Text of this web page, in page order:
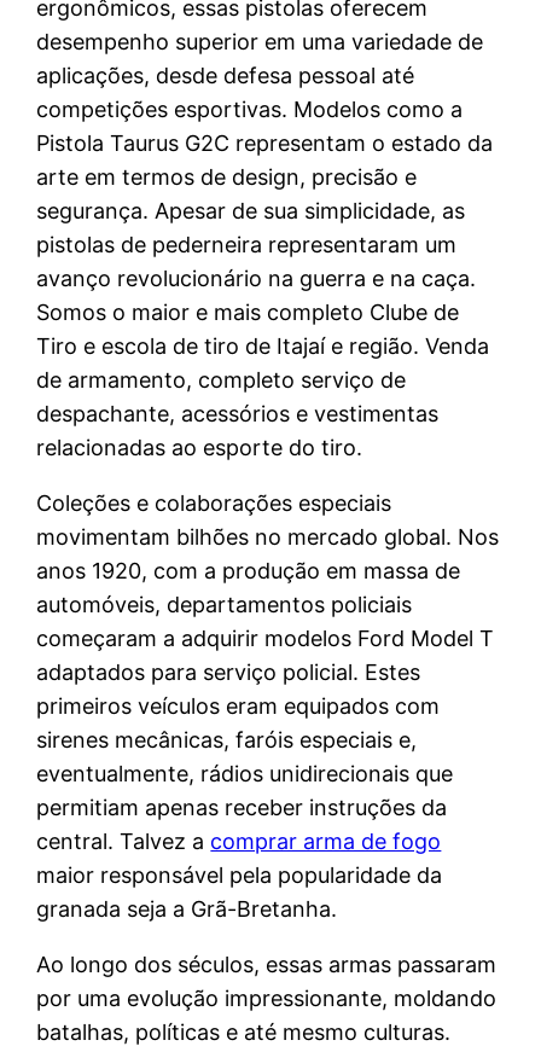
ergonômicos, essas pistolas oferecem
desempenho superior em uma variedade de
aplicações, desde defesa pessoal até
competições esportivas. Modelos como a
Pistola Taurus G2C representam o estado da
arte em termos de design, precisão e
segurança. Apesar de sua simplicidade, as
pistolas de pederneira representaram um
avanço revolucionário na guerra e na caça.
Somos o maior e mais completo Clube de
Tiro e escola de tiro de Itajaí e região. Venda
de armamento, completo serviço de
despachante, acessórios e vestimentas
relacionadas ao esporte do tiro.
Coleções e colaborações especiais
movimentam bilhões no mercado global. Nos
anos 1920, com a produção em massa de
automóveis, departamentos policiais
começaram a adquirir modelos Ford Model T
adaptados para serviço policial. Estes
primeiros veículos eram equipados com
sirenes mecânicas, faróis especiais e,
eventualmente, rádios unidirecionais que
permitiam apenas receber instruções da
central. Talvez a comprar arma de fogo
maior responsável pela popularidade da
granada seja a Grã-Bretanha.
Ao longo dos séculos, essas armas passaram
por uma evolução impressionante, moldando
batalhas, políticas e até mesmo culturas.